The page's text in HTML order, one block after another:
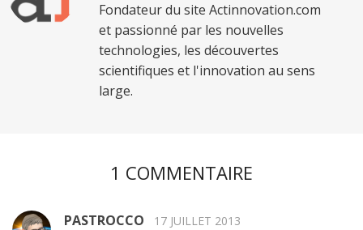
Fondateur du site Actinnovation.com
et passionné par les nouvelles
technologies, les découvertes
scientifiques et l'innovation au sens
large.
1 COMMENTAIRE
PASTROCCO 17 JUILLET 2013